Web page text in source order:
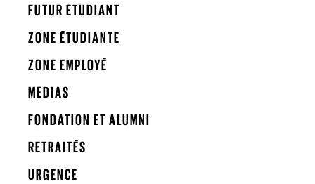
FUTUR ÉTUDIANT
ZONE ÉTUDIANTE
ZONE EMPLOYÉ
MÉDIAS
FONDATION ET ALUMNI
RETRAITÉS
URGENCE